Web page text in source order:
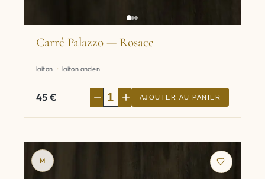
Carré Palazzo — Rosace
laiton laiton ancien
45€ − + AJOUTER AU PANIER
M